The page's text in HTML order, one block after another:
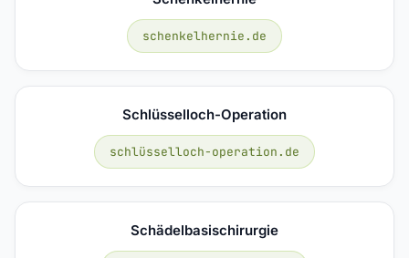
schenkelhernie.de
Schlüsselloch-Operation
schlüsselloch-operation.de
Schädelbasischirurgie